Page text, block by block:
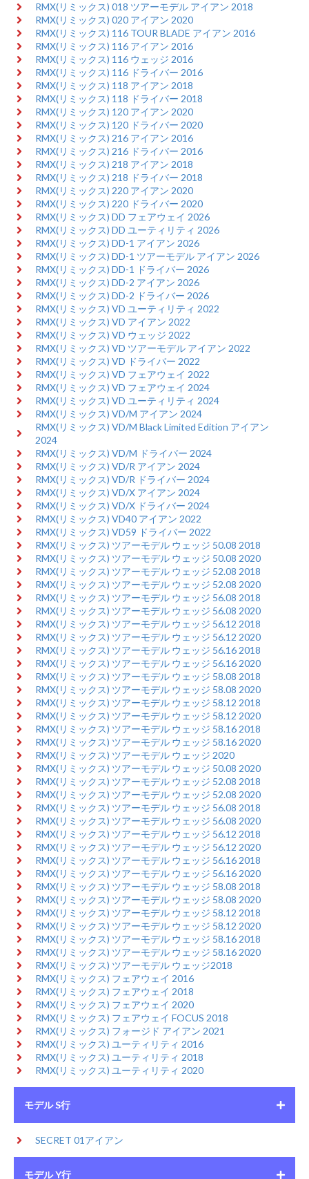
RMX(リミックス) 018 ツアーモデル アイアン 2018
RMX(リミックス) 020 アイアン 2020
RMX(リミックス) 116 TOUR BLADE アイアン 2016
RMX(リミックス) 116 アイアン 2016
RMX(リミックス) 116 ウェッジ 2016
RMX(リミックス) 116 ドライバー 2016
RMX(リミックス) 118 アイアン 2018
RMX(リミックス) 118 ドライバー 2018
RMX(リミックス) 120 アイアン 2020
RMX(リミックス) 120 ドライバー 2020
RMX(リミックス) 216 アイアン 2016
RMX(リミックス) 216 ドライバー 2016
RMX(リミックス) 218 アイアン 2018
RMX(リミックス) 218 ドライバー 2018
RMX(リミックス) 220 アイアン 2020
RMX(リミックス) 220 ドライバー 2020
RMX(リミックス) DD フェアウェイ 2026
RMX(リミックス) DD ユーティリティ 2026
RMX(リミックス) DD-1 アイアン 2026
RMX(リミックス) DD-1 ツアーモデル アイアン 2026
RMX(リミックス) DD-1 ドライバー 2026
RMX(リミックス) DD-2 アイアン 2026
RMX(リミックス) DD-2 ドライバー 2026
RMX(リミックス) VD ユーティリティ 2022
RMX(リミックス) VD アイアン 2022
RMX(リミックス) VD ウェッジ 2022
RMX(リミックス) VD ツアーモデル アイアン 2022
RMX(リミックス) VD ドライバー 2022
RMX(リミックス) VD フェアウェイ 2022
RMX(リミックス) VD フェアウェイ 2024
RMX(リミックス) VD ユーティリティ 2024
RMX(リミックス) VD/M アイアン 2024
RMX(リミックス) VD/M Black Limited Edition アイアン
2024
RMX(リミックス) VD/M ドライバー 2024
RMX(リミックス) VD/R アイアン 2024
RMX(リミックス) VD/R ドライバー 2024
RMX(リミックス) VD/X アイアン 2024
RMX(リミックス) VD/X ドライバー 2024
RMX(リミックス) VD40 アイアン 2022
RMX(リミックス) VD59 ドライバー 2022
RMX(リミックス) ツアーモデル ウェッジ 50.08 2018
RMX(リミックス) ツアーモデル ウェッジ 50.08 2020
RMX(リミックス) ツアーモデル ウェッジ 52.08 2018
RMX(リミックス) ツアーモデル ウェッジ 52.08 2020
RMX(リミックス) ツアーモデル ウェッジ 56.08 2018
RMX(リミックス) ツアーモデル ウェッジ 56.08 2020
RMX(リミックス) ツアーモデル ウェッジ 56.12 2018
RMX(リミックス) ツアーモデル ウェッジ 56.12 2020
RMX(リミックス) ツアーモデル ウェッジ 56.16 2018
RMX(リミックス) ツアーモデル ウェッジ 56.16 2020
RMX(リミックス) ツアーモデル ウェッジ 58.08 2018
RMX(リミックス) ツアーモデル ウェッジ 58.08 2020
RMX(リミックス) ツアーモデル ウェッジ 58.12 2018
RMX(リミックス) ツアーモデル ウェッジ 58.12 2020
RMX(リミックス) ツアーモデル ウェッジ 58.16 2018
RMX(リミックス) ツアーモデル ウェッジ 58.16 2020
RMX(リミックス) ツアーモデル ウェッジ 2020
RMX(リミックス) ツアーモデル ウェッジ 50.08 2020
RMX(リミックス) ツアーモデル ウェッジ 52.08 2018
RMX(リミックス) ツアーモデル ウェッジ 52.08 2020
RMX(リミックス) ツアーモデル ウェッジ 56.08 2018
RMX(リミックス) ツアーモデル ウェッジ 56.08 2020
RMX(リミックス) ツアーモデル ウェッジ 56.12 2018
RMX(リミックス) ツアーモデル ウェッジ 56.12 2020
RMX(リミックス) ツアーモデル ウェッジ 56.16 2018
RMX(リミックス) ツアーモデル ウェッジ 56.16 2020
RMX(リミックス) ツアーモデル ウェッジ 58.08 2018
RMX(リミックス) ツアーモデル ウェッジ 58.08 2020
RMX(リミックス) ツアーモデル ウェッジ 58.12 2018
RMX(リミックス) ツアーモデル ウェッジ 58.12 2020
RMX(リミックス) ツアーモデル ウェッジ 58.16 2018
RMX(リミックス) ツアーモデル ウェッジ 58.16 2020
RMX(リミックス) ツアーモデル ウェッジ2018
RMX(リミックス) フェアウェイ 2016
RMX(リミックス) フェアウェイ 2018
RMX(リミックス) フェアウェイ 2020
RMX(リミックス) フェアウェイ FOCUS 2018
RMX(リミックス) フォージド アイアン 2021
RMX(リミックス) ユーティリティ 2016
RMX(リミックス) ユーティリティ 2018
RMX(リミックス) ユーティリティ 2020
モデル S行
SECRET 01アイアン
モデル Y行